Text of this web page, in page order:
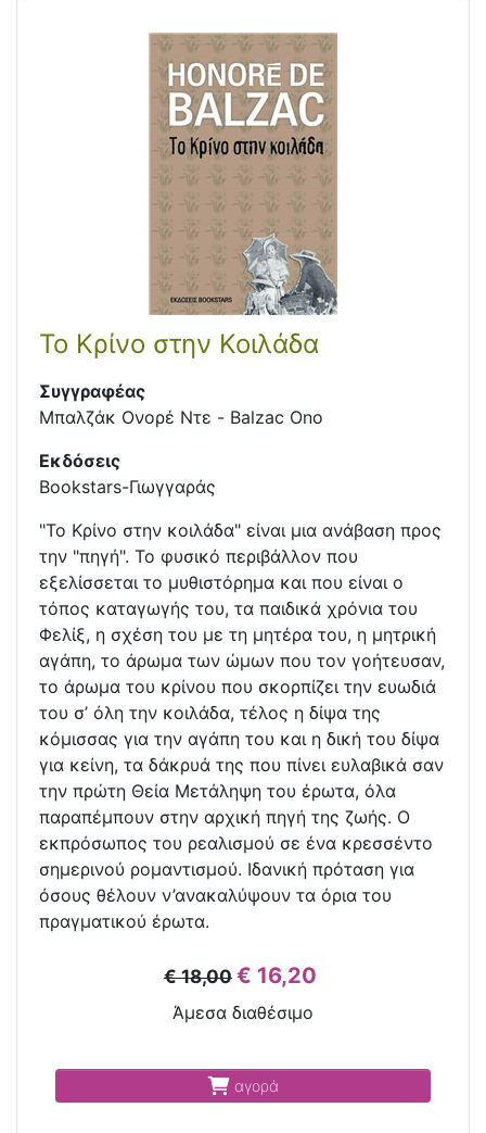
Το Κρίνο στην Κοιλάδα
Συγγραφέας
Μπαλζάκ Ονορέ Ντε - Balzac Ono
Εκδόσεις
Bookstars-Γιωγγαράς
"Το Κρίνο στην κοιλάδα" είναι μια ανάβαση προς
την "πηγή". Το φυσικό περιβάλλον που
εξελίσσεται το μυθιστόρημα και που είναι ο
τόπος καταγωγής του, τα παιδικά χρόνια του
Φελίξ, η σχέση του με τη μητέρα του, η μητρική
αγάπη, το άρωμα των ώμων που τον γοήτευσαν,
το άρωμα του κρίνου που σκορπίζει την ευωδιά
του σ’ όλη την κοιλάδα, τέλος η δίψα της
κόμισσας για την αγάπη του και η δική του δίψα
για κείνη, τα δάκρυά της που πίνει ευλαβικά σαν
την πρώτη Θεία Μετάληψη του έρωτα, όλα
παραπέμπουν στην αρχική πηγή της ζωής. Ο
εκπρόσωπος του ρεαλισμού σε ένα κρεσσέντο
σημερινού ρομαντισμού. Ιδανική πρόταση για
όσους θέλουν ν’ανακαλύψουν τα όρια του
πραγματικού έρωτα.
€ 18,00 € 16,20
Άμεσα διαθέσιμο
αγορά